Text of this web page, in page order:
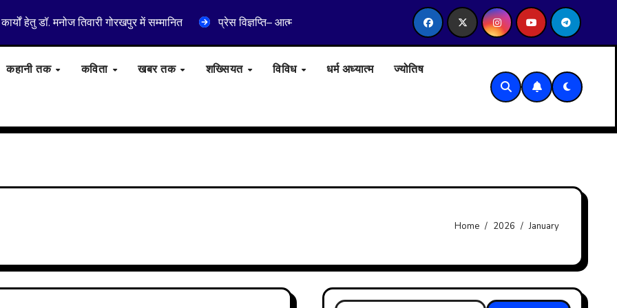
हेतु डॉ. मनोज तिवारी गोरखपुर में सम्मानित प्रेस विज्ञप्ति– आत्माराम सनातन धर्म कॉलेज, दिल्ली विश्वविद्यालय में सेबी के होल टाइम मेंबर केसाथ
कहानी तक कविता खबर तक शख्सियत विविध धर्म अध्यात्म ज्योतिष
Home 2026 January